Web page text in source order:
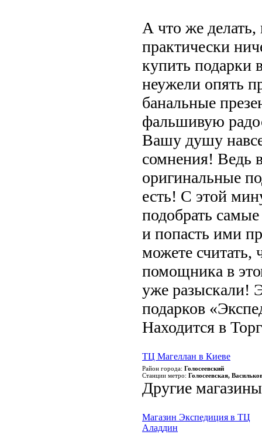
А что же делать,
практически
купить подарки
неужели опять
банальные
фальшивую
Вашу душу
сомнения! Ведь
оригинальные
есть! С этой
подобрать
и попасть ими
можете считать,
помощника в
уже разыскали!
подарков
Находится в
ТЦ Магеллан в Киеве
Район города: Голосеевский
Станции метро: Голосеевская,
Другие
Магазин Экспедиция в ТЦ
Аладдин